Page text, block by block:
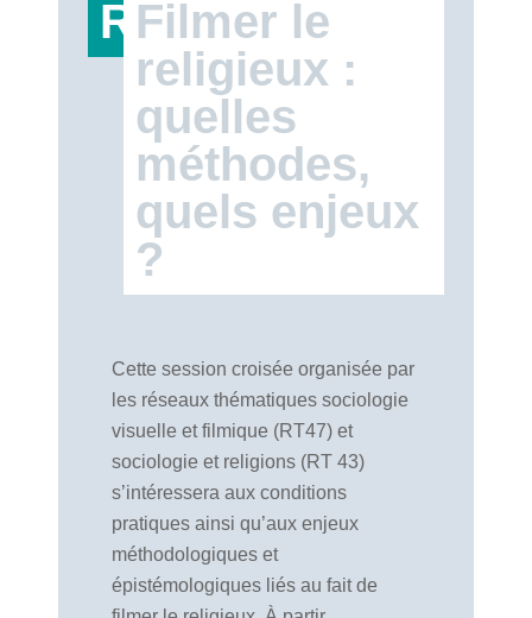
RT47
Filmer le
religieux :
quelles
méthodes,
quels enjeux
?
Cette session croisée organisée par
les réseaux thématiques sociologie
visuelle et filmique (RT47) et
sociologie et religions (RT 43)
s’intéressera aux conditions
pratiques ainsi qu’aux enjeux
méthodologiques et
épistémologiques liés au fait de